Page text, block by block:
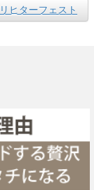
リヒターフェスト